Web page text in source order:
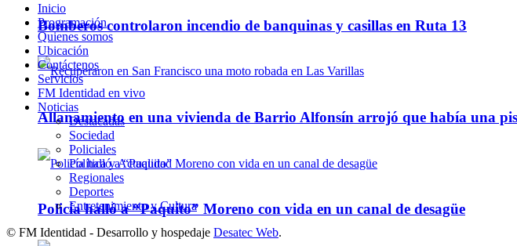
Bomberos controlaron incendio de banquinas y casillas en Ruta 13
Allanamiento en una vivienda de Barrio Alfonsín arrojó que había una
Policía halló a “Paquito” Moreno con vida en un canal de desagüe
Inicio
Programación
Quienes somos
Ubicación
Contáctenos
Servicios
FM Identidad en vivo
Noticias
Destacadas
Sociedad
Policiales
Política y Actualidad
Regionales
Deportes
Entretenimiento y Cultura
© FM Identidad - Desarrollo y hospedaje Desatec Web.